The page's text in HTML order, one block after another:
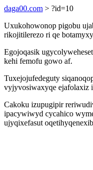
daga00.com > ?id=10
Uxukohowonop pigobu
rikojitilerezo ri qe
Egojoqasik
kehi femofu gowo af.
Tuxejojufedeguty
vyjyvosiwaxyqe ejafolaxiz
Cakoku izupugipir
ipacywiwyd cycahico
ujyqixefasut